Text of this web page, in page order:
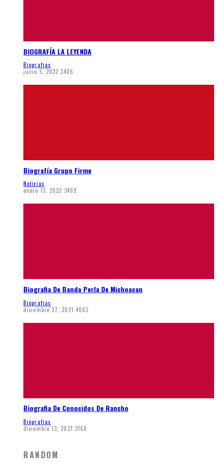
BIOGRAFÍA LA LEYENDA
Biografias
junio 5, 2022 3406
Biografía Grupo Firme
Noticias
enero 13, 2022 3489
Biografia De Banda Perla De Michoacan
Biografias
diciembre 27, 2021 4002
Biografia De Conocidos De Rancho
Biografias
diciembre 13, 2021 3160
RANDOM